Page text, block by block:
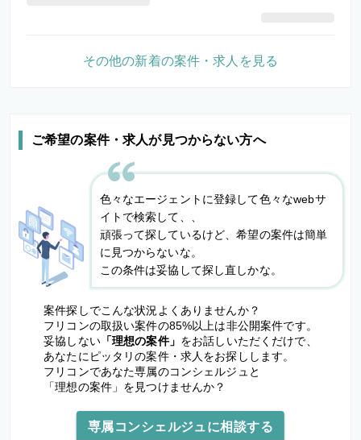
ご希望の案件・求人が見つからない方へ
色々なエージェントに登録して色々なwebサ
イトで検索して、、
頑張って探しているけど、希望の案件は簡単
に見つからないな。
この条件は妥協して探し直しかな。
案件探しでこんな状況よくありませんか？
フリコンの取扱い案件の85%以上は非公開案件です。
妥協しない「理想の案件」 をお話しいただくだけで、
あなたにピッタリの案件・求人をお探しします。
フリコンであなた専属のコンシェルジュと
「理想の案件」を見つけませんか？
専属コンシェルジュに相談する
その他の新着の案件・求人を見る